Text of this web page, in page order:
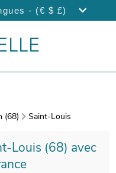
- (€ $ £)
(68) Saint-Louis
Louis (68) avec